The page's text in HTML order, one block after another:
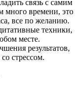
связь с самим
много времени, это
все по желанию.
техники,
месте.
результатов,
стрессом.